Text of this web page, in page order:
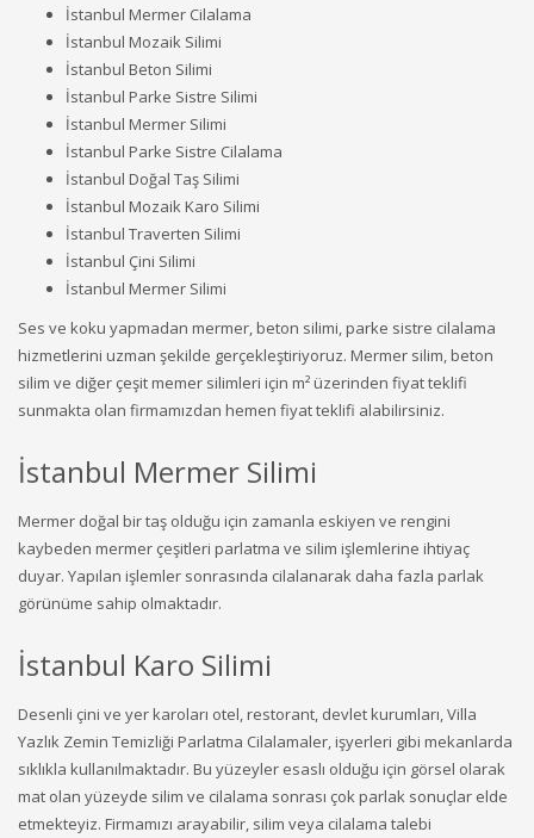
İstanbul Mermer Cilalama
İstanbul Mozaik Silimi
İstanbul Beton Silimi
İstanbul Parke Sistre Silimi
İstanbul Mermer Silimi
İstanbul Parke Sistre Cilalama
İstanbul Doğal Taş Silimi
İstanbul Mozaik Karo Silimi
İstanbul Traverten Silimi
İstanbul Çini Silimi
İstanbul Mermer Silimi
Ses ve koku yapmadan mermer, beton silimi, parke sistre cilalama
hizmetlerini uzman şekilde gerçekleştiriyoruz. Mermer silim, beton
silim ve diğer çeşit memer silimleri için m² üzerinden fiyat teklifi
sunmakta olan firmamızdan hemen fiyat teklifi alabilirsiniz.
İstanbul Mermer Silimi
Mermer doğal bir taş olduğu için zamanla eskiyen ve rengini
kaybeden mermer çeşitleri parlatma ve silim işlemlerine ihtiyaç
duyar. Yapılan işlemler sonrasında cilalanarak daha fazla parlak
görünüme sahip olmaktadır.
İstanbul Karo Silimi
Desenli çini ve yer karoları otel, restorant, devlet kurumları, Villa
Yazlık Zemin Temizliği Parlatma Cilalamaler, işyerleri gibi mekanlarda
sıklıkla kullanılmaktadır. Bu yüzeyler esaslı olduğu için görsel olarak
mat olan yüzeyde silim ve cilalama sonrası çok parlak sonuçlar elde
etmekteyiz. Firmamızı arayabilir, silim veya cilalama talebi